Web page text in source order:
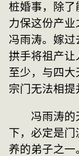
桩婚事，除了
力保这份产
冯雨涛。嫁过
拱手将祖产让
至少，与四
宗门无法相提
冯雨涛的天
下，必定是
养的弟子之一